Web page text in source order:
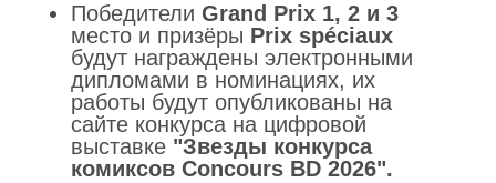
Победители Grand Prix 1, 2 и 3
место и призёры Prix spéciaux
будут награждены электронными
дипломами в номинациях, их
работы будут опубликованы на
сайте конкурса на цифровой
выставке "Звезды конкурса
комиксов Concours BD 2026".